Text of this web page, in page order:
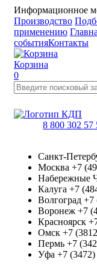
Информационное
Производство
применению
событияКонтакты
Корзина
0
8 800 302 57
Санкт-
Москва +7
Набережные
Калуга +7
Волгоград +7
Воронеж +7
Красноярск
Омск +7
Пермь +7
Уфа +7